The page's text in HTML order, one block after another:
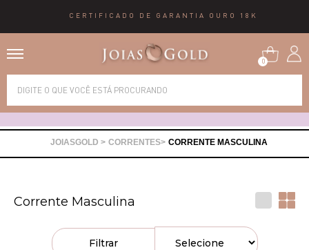
CERTIFICADO DE GARANTIA OURO 18K
0
CORRENTES CORRENTE MASCULINA
Corrente Masculina
Filtrar
Alianças
Anéis